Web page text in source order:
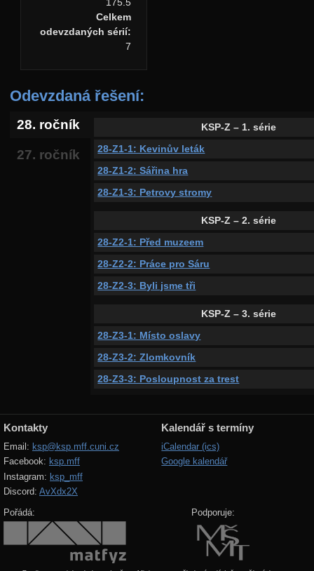
175.5
Celkem
odevzdaných sérií:
7
Odevzdaná řešení:
28. ročník
27. ročník
KSP-Z – 1. série
28-Z1-1: Kevinův leták
28-Z1-2: Sářina hra
28-Z1-3: Petrovy stromy
KSP-Z – 2. série
28-Z2-1: Před muzeem
28-Z2-2: Práce pro Sáru
28-Z2-3: Byli jsme tři
KSP-Z – 3. série
28-Z3-1: Místo oslavy
28-Z3-2: Zlomkovník
28-Z3-3: Posloupnost za trest
Kontakty
Email: ksp@ksp.mff.cuni.cz
Facebook: ksp.mff
Instagram: ksp_mff
Discord: AvXdx2X
Kalendář s termíny
iCalendar (ics)
Google kalendář
Pořádá: Podporuje: